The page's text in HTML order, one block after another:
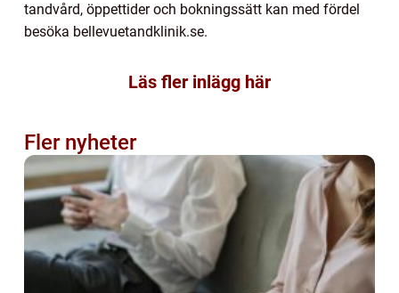
tandvård, öppettider och bokningssätt kan med fördel
besöka bellevuetandklinik.se.
Läs fler inlägg här
Fler nyheter